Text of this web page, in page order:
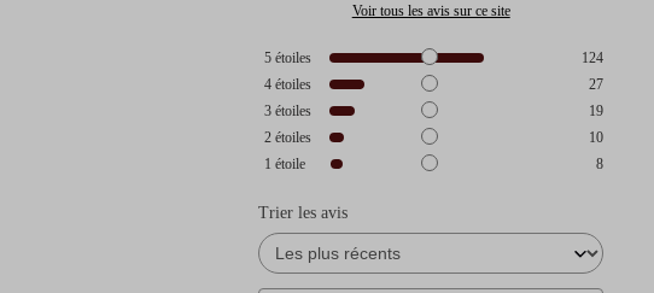
Voir tous les avis sur ce site
5 étoiles
124
4 étoiles
27
3 étoiles
19
2 étoiles
10
1 étoile 8
Trier les avis